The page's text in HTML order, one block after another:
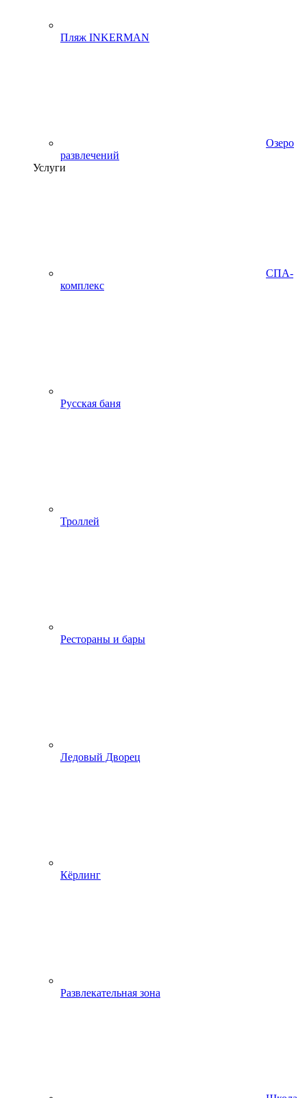
Пляж INKERMAN
Озеро
развлечений
Услуги
СПА-
комплекс
Русская баня
Троллей
Рестораны и бары
Ледовый Дворец
Кёрлинг
Развлекательная зона